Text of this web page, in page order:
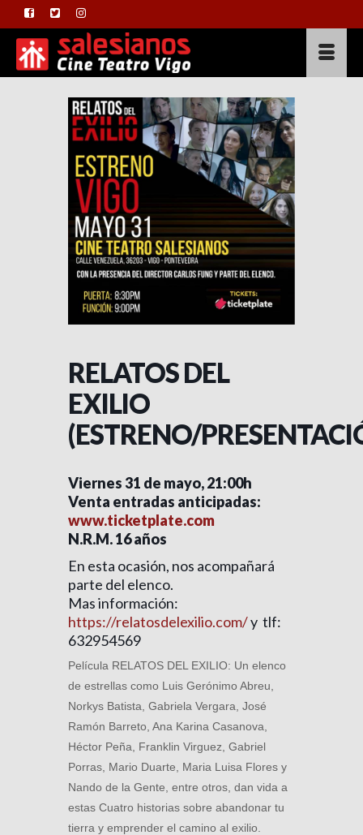
RELATOS DEL
EXILIO
(ESTRENO/
Viernes 31 de mayo, 21:00h
Venta entradas anticipadas:
www.ticketplate.com
N.R.M. 16 años
En esta ocasión, nos acompañará
parte del elenco.
Mas información:
https://relatosdelexilio.com/y tlf:
632954569
Película RELATOS DEL EXILIO: Un elenco
de estrellas como Luis Gerónimo Abreu,
Norkys Batista, Gabriela Vergara, José
Ramón Barreto, Ana Karina Casanova,
Héctor Peña, Franklin Virguez, Gabriel
Porras, Mario Duarte, Maria Luisa Flores y
Nando de la Gente, entre otros, dan vida a
estas Cuatro historias sobre abandonar tu
tierra y emprender el camino al exilio.